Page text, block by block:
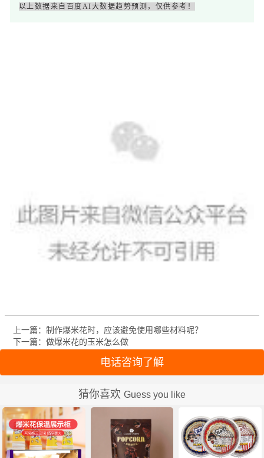
以上数据来自百度AI大数据趋势预测，仅供参考！
上一篇：制作爆米花时，应该避免使用哪些材料呢？
下一篇：做爆米花的玉米怎么做
电话咨询了解
猜你喜欢 Guess you like